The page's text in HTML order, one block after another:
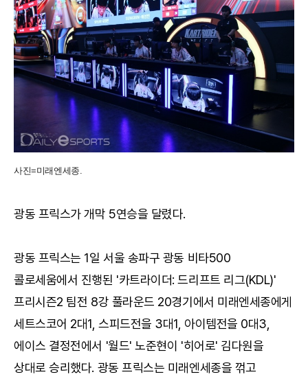
사진=미래엔세종.
광동 프릭스가 개막 5연승을 달렸다.
광동 프릭스는 1일 서울 송파구 광동 비타500
콜로세움에서 진행된 '카트라이더: 드리프트 리그(KDL)'
프리시즌2 팀전 8강 풀라운드 20경기에서 미래엔세종에게
세트스코어 2대1, 스피드전을 3대1, 아이템전을 0대3,
에이스 결정전에서 '월드' 노준현이 '히어로' 김다원을
상대로 승리했다. 광동 프릭스는 미래엔세종을 꺾고